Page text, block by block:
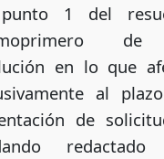
1 del
en lo que
al
de
redactado